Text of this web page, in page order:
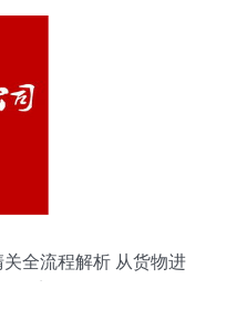
关全流程解析 从货物进